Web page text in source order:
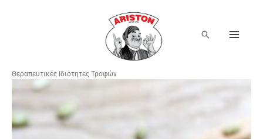
Αναζήτηση
Θεραπευτικές Ιδιότητες Τροφών